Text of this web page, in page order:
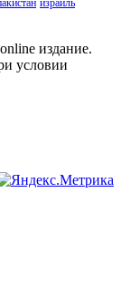
израиль
издание.
условии